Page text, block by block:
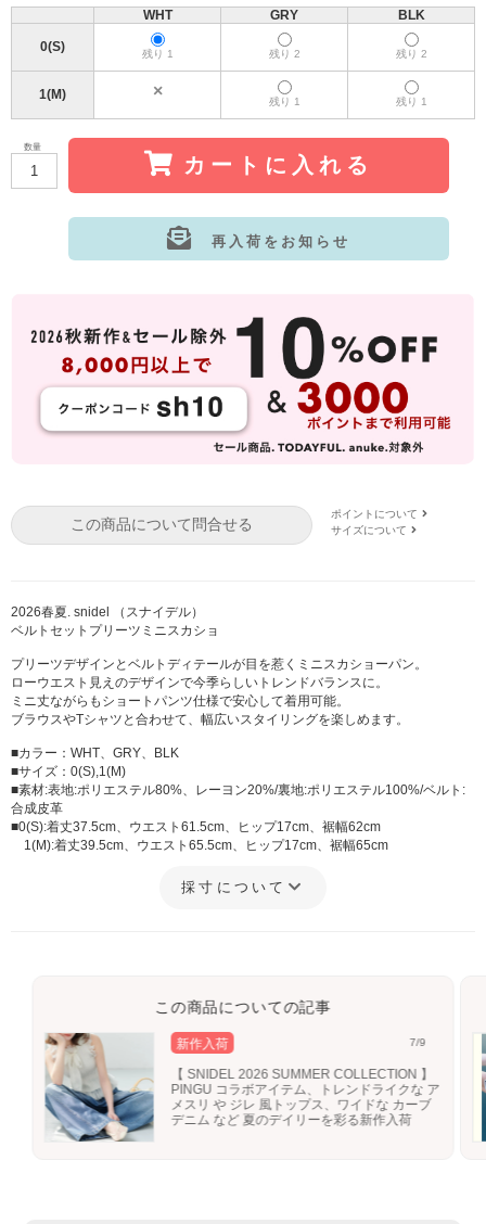
WHT
GRY BLK
0(S) 残り 1 残り 2 残り 2
1(M) 残り 1 残り 1
数量
カートに入れる
再入荷をお知らせ
この商品について問合せる
ポイントについて
サイズについて
2026春夏. snidel （スナイデル）
ベルトセットプリーツミニスカショ
プリーツデザインとベルトディテールが目を惹くミニスカショーパン。
ローウエスト見えのデザインで今季らしいトレンドバランスに。
ミニ丈ながらもショートパンツ仕様で安心して着用可能。
ブラウスやTシャツと合わせて、幅広いスタイリングを楽しめます。
■カラー：WHT、GRY、BLK
■サイズ：0(S),1(M)
■素材:表地:ポリエステル80%、レーヨン20%/裏地:ポリエステル100%/ベルト:
合成皮革
■0(S):着丈37.5cm、ウエスト61.5cm、ヒップ17cm、裾幅62cm
1(M):着丈39.5cm、ウエスト65.5cm、ヒップ17cm、裾幅65cm
採寸について
この商品についての記事
新作入荷 7/9
【 SNIDEL 2026 SUMMER COLLECTION 】
PINGU コラボアイテム、トレンドライクな ア
メスリ や ジレ 風トップス、ワイドな カーブ
デニム など 夏のデイリーを彩る新作入荷